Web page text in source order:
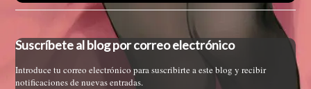
Suscríbete al blog por correo electrónico
Introduce tu correo electrónico para suscribirte a este blog y recibir
notificaciones de nuevas entradas.